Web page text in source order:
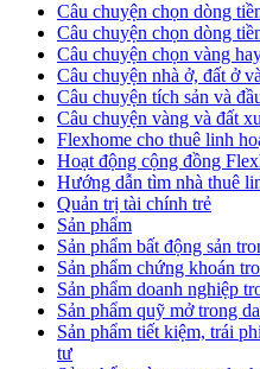
Câu chuyện chọn dòng
Câu chuyện chọn dòng
Câu chuyện chọn vàng
Câu chuyện nhà ở, đất ở
Câu chuyện tích sản và
Câu chuyện vàng và đất
Flexhome cho thuê linh
Hoạt động cộng đồng
Hướng dẫn tìm nhà thuê
Quản trị tài chính trẻ
Sản phẩm
Sản phẩm bất động sản
Sản phẩm chứng khoán
Sản phẩm doanh nghiệp
Sản phẩm quỹ mở trong
Sản phẩm tiết kiệm, trái
tư